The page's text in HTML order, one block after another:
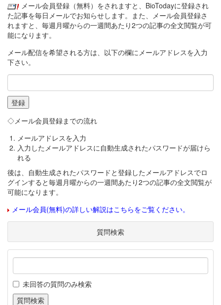
メール会員登録（無料）をされますと、BioTodayに登録され
た記事を毎日メールでお知らせします。また、メール会員登録さ
れますと、毎週月曜からの一週間あたり2つの記事の全文閲覧が可
能になります。
メール配信を希望される方は、以下の欄にメールアドレスを入力
下さい。
◇メール会員登録までの流れ
メールアドレスを入力
入力したメールアドレスに自動生成されたパスワードが届けら
れる
後は、自動生成されたパスワードと登録したメールアドレスでロ
グインすると毎週月曜からの一週間あたり2つの記事の全文閲覧が
可能になります。
メール会員(無料)の詳しい解説はこちらをご覧ください。
質問検索
未回答の質問のみ検索